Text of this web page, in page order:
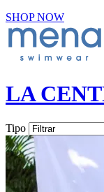
SHOP NOW
LA
Tipo